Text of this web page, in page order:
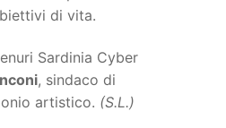
di vita.
Sardinia Cyber
, sindaco di
artistico. (S.L.)